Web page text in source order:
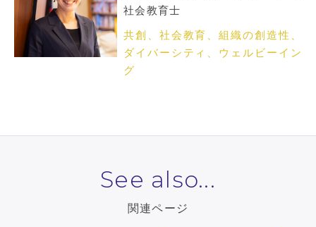
社会教育士
共創、社会教育、組織の創造性、
ダイバーシティ、ウェルビーイン
グ
See also...
関連ページ